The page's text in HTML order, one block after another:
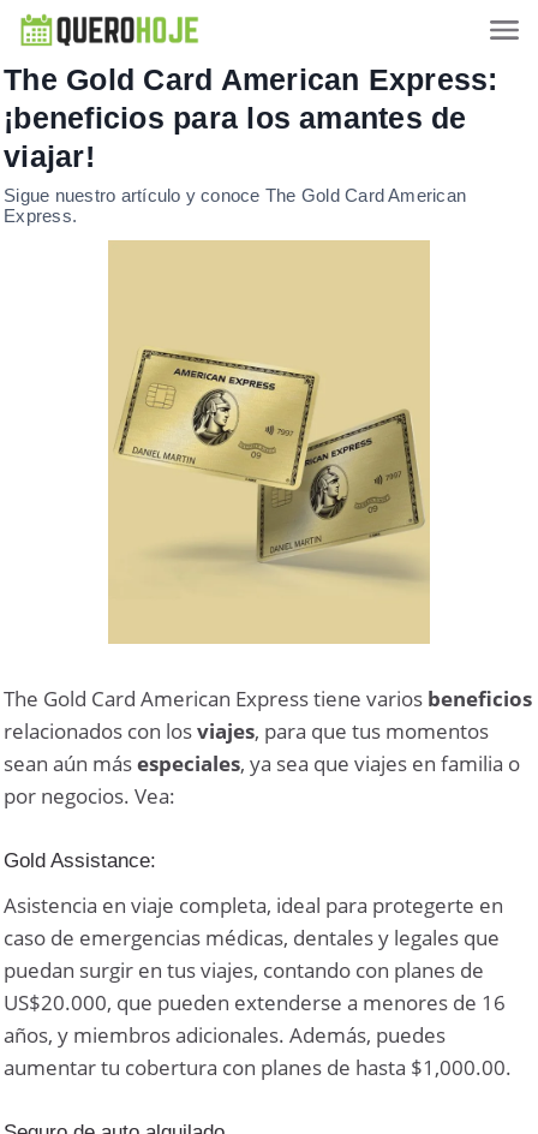
The Gold Card American Express:
¡beneficios para los amantes de
viajar!
Sigue nuestro artículo y conoce The Gold Card American
Express.
The Gold Card American Expresstiene varios beneficios
relacionados con losviajes, para que tus momentos
sean aún másespeciales, ya sea que viajes en familia o
por negocios. Vea:
Gold Assistance:
Asistencia en viaje completa, ideal para protegerte en
caso de emergencias médicas, dentales y legales que
puedan surgir en tus viajes, contando con planes de
US$20.000, que pueden extenderse a menores de 16
años, y miembros adicionales. Además, puedes
aumentar tu cobertura con planes de hasta $1,000.00.